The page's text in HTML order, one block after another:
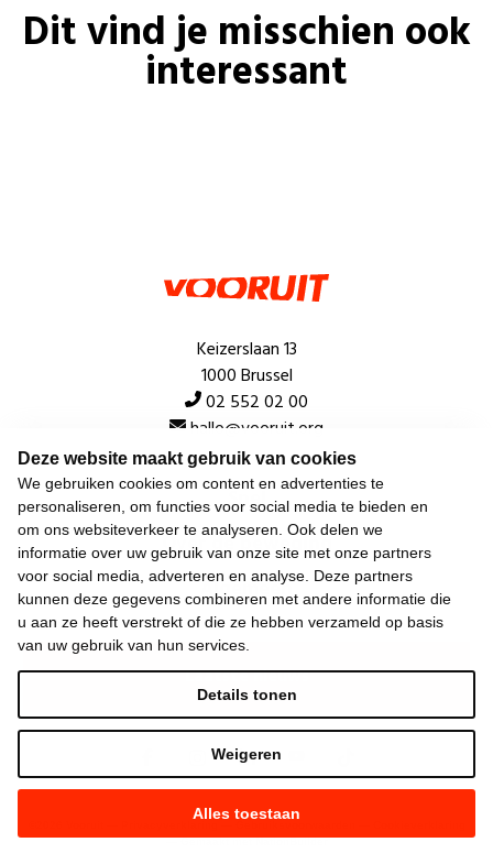
Deze website maakt gebruik van cookies
We gebruiken cookies om content en advertenties te
personaliseren, om functies voor social media te bieden en
om ons websiteverkeer te analyseren. Ook delen we
informatie over uw gebruik van onze site met onze partners
voor social media, adverteren en analyse. Deze partners
kunnen deze gegevens combineren met andere informatie die
u aan ze heeft verstrekt of die ze hebben verzameld op basis
van uw gebruik van hun services.
Alles toestaan
Weigeren
Details tonen
Dit vind je misschien ook
interessant
Keizerslaan 13
1000 Brussel
02 552 02 00
hallo@vooruit.org
Snel
Over de beweging
Algemeen
Laatste nieuws
—Gemaakt met NationBuilder